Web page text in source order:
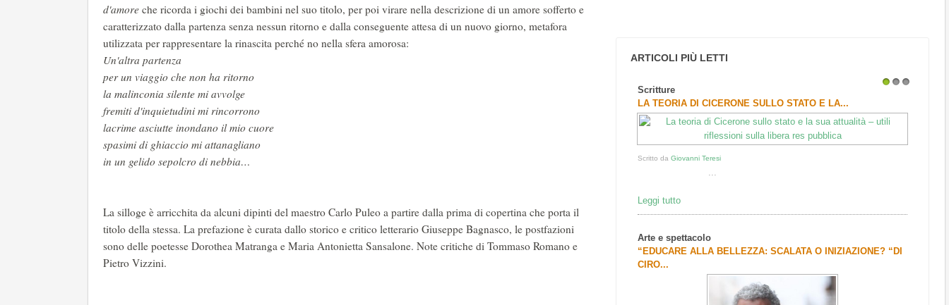
d'amore che ricorda i giochi dei bambini nel suo titolo, per poi virare nella descrizione di un amore sofferto e
caratterizzato dalla partenza senza nessun ritorno e dalla conseguente attesa di un nuovo giorno, metafora
utilizzata per rappresentare la rinascita perché no nella sfera amorosa:
Un'altra partenza
per un viaggio che non ha ritorno
la malinconia silente mi avvolge
fremiti d'inquietudini mi rincorrono
lacrime asciutte inondano il mio cuore
spasimi di ghiaccio mi attanagliano
in un gelido sepolcro di nebbia…
La silloge è arricchita da alcuni dipinti del maestro Carlo Puleo a partire dalla prima di copertina che porta il
titolo della stessa. La prefazione è curata dallo storico e critico letterario Giuseppe Bagnasco, le postfazioni
sono delle poetesse Dorothea Matranga e Maria Antonietta Sansalone. Note critiche di Tommaso Romano e
Pietro Vizzini.
ARTICOLI PIÙ LETTI
Scritture
LA TEORIA DI CICERONE SULLO STATO E LA...
Scritto daGiovanni Teresi
...
Leggi tutto
Arte e spettacolo
“EDUCARE ALLA BELLEZZA: SCALATA O INIZIAZIONE? “DI
CIRO...